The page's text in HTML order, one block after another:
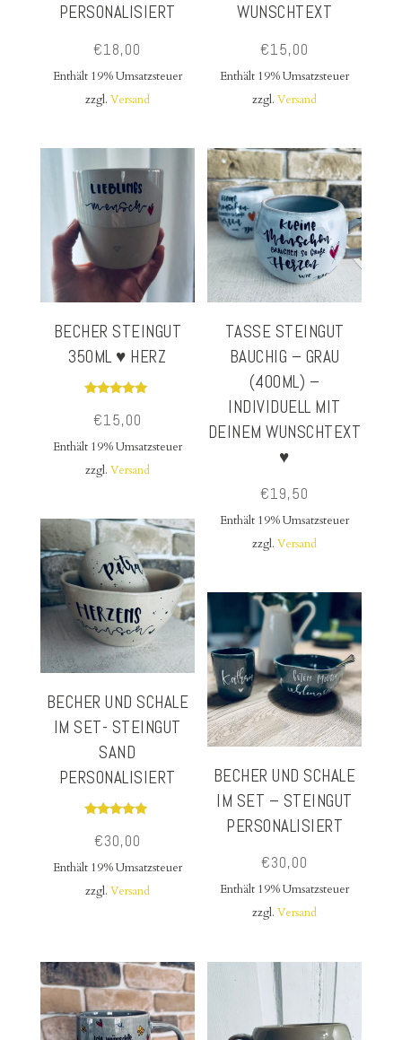
PERSONALISIERT
€18,00
Enthält 19% Umsatzsteuer
zzgl. Versand
WUNSCHTEXT
€15,00
Enthält 19% Umsatzsteuer
zzgl.Versand
BECHER STEINGUT
350ML ♥ HERZ
mit
5.00
von 5
€15,00
Enthält 19% Umsatzsteuer
zzgl. Versand
TASSE STEINGUT
BAUCHIG – GRAU
(400ML) –
INDIVIDUELL MIT
DEINEM WUNSCHTEXT
♥
€19,50
Enthält 19% Umsatzsteuer
zzgl.Versand
BECHER UND SCHALE
IM SET- STEINGUT
SAND
PERSONALISIERT
mit
5.00
von 5
€30,00
Enthält 19% Umsatzsteuer
zzgl. Versand
BECHER UND SCHALE
IM SET – STEINGUT
PERSONALISIERT
€30,00
Enthält 19% Umsatzsteuer
zzgl.Versand